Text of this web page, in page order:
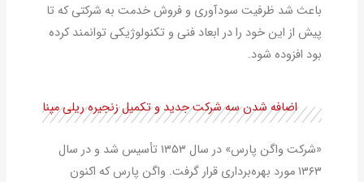
باعث شد ظرفیت سودآوری و فروش خدمت به شرکتی که تا
پیش از این خود را در ابعاد فنی و تکنولوژیکی توانمند کرده
بود افزوده شود.
اضافه شدن سه شرکت جدید و تکمیل زنجیره ریلی مپنا
«شرکت‌ واگن پارس» در سال ۱۳۵۳ تأسیس شد و در سال
۱۳۶۳ مورد بهره‌برداری قرار گرفت. واگن پارس که اکنون